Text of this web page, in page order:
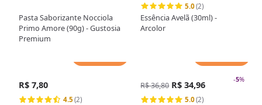
Pasta Saborizante Nocciola
Primo Amore (90g) - Gustosia
Premium
5.0(2)
Essência Avelã (30ml) -
Arcolor
R$ 7,80
4.5 (2)
-5%
R$ 36,80 R$ 34,96
5.0(2)